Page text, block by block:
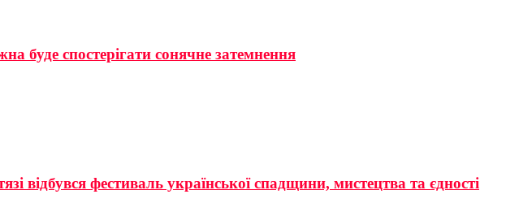
буде спостерігати сонячне затемнення
відбувся фестиваль української спадщини, мистецтва та єдності